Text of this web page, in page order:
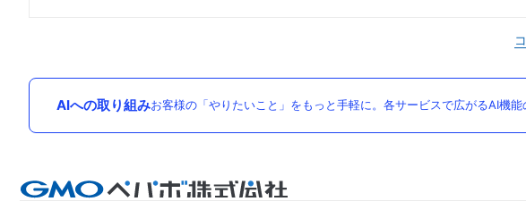
AIへの取り組みお客様の「やりたいこと」をもっと手軽に。各サービスで広がるAI機能